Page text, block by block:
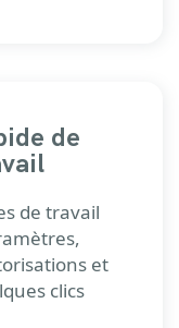
de
de travail
et
clics